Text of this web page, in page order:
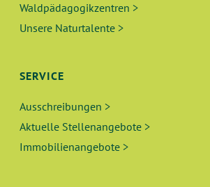
Waldpädagogikzentren >
Unsere Naturtalente >
SERVICE
Ausschreibungen >
Aktuelle Stellenangebote >
Immobilienangebote >